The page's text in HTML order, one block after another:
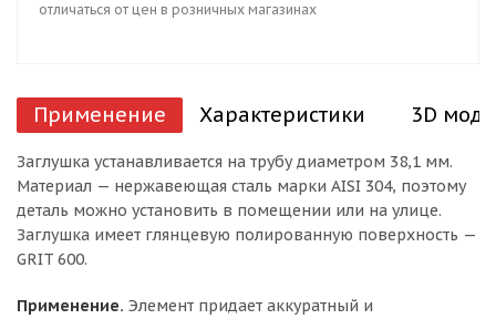
отличаться от цен в розничных магазинах
Применение Характеристики 3D
Заглушка устанавливается на трубу диаметром 38,1 мм.
Материал — нержавеющая сталь марки AISI 304, поэтому
деталь можно установить в помещении или на улице.
Заглушка имеет глянцевую полированную поверхность —
GRIT 600.
Применение. Элемент придает аккуратный и